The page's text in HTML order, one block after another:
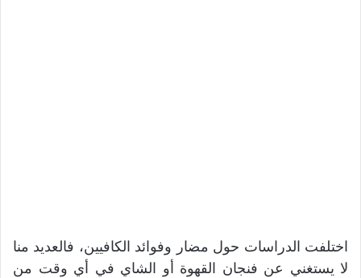
اختلفت الدراسات حول مضار وفوائد الكافيين، فالعديد منا
لا يستغني عن فنجان القهوة أو الشاي في أي وقت من